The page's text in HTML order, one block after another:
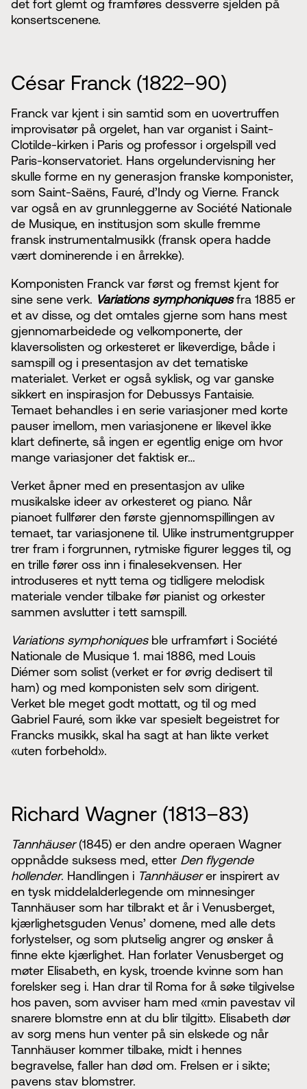
det fort glemt og framføres dessverre sjelden på
konsertscenene.
César Franck (1822–90)
Franck var kjent i sin samtid som en uovertruffen
improvisatør på orgelet, han var organist i Saint-
Clotilde-kirken i Paris og professor i orgelspill ved
Paris-konservatoriet. Hans orgelundervisning her
skulle forme en ny generasjon franske komponister,
som Saint-Saëns, Fauré, d’Indy og Vierne. Franck
var også en av grunnleggerne av Société Nationale
de Musique, en institusjon som skulle fremme
fransk instrumentalmusikk (fransk opera hadde
vært dominerende i en årrekke).
Komponisten Franck var først og fremst kjent for
sine sene verk. Variations symphoniquesfra 1885 er
et av disse, og det omtales gjerne som hans mest
gjennomarbeidede og velkomponerte, der
klaversolisten og orkesteret er likeverdige, både i
samspill og i presentasjon av det tematiske
materialet. Verket er også syklisk, og var ganske
sikkert en inspirasjon for Debussys Fantaisie.
Temaet behandles i en serie variasjoner med korte
pauser imellom, men variasjonene er likevel ikke
klart definerte, så ingen er egentlig enige om hvor
mange variasjoner det faktisk er…
Verket åpner med en presentasjon av ulike
musikalske ideer av orkesteret og piano. Når
pianoet fullfører den første gjennomspillingen av
temaet, tar variasjonene til. Ulike instrumentgrupper
trer fram i forgrunnen, rytmiske figurer legges til, og
en trille fører oss inn i finalesekvensen. Her
introduseres et nytt tema og tidligere melodisk
materiale vender tilbake før pianist og orkester
sammen avslutter i tett samspill.
Variations symphoniques ble urframført i Société
Nationale de Musique 1. mai 1886, med Louis
Diémer som solist (verket er for øvrig dedisert til
ham) og med komponisten selv som dirigent.
Verket ble meget godt mottatt, og til og med
Gabriel Fauré, som ikke var spesielt begeistret for
Francks musikk, skal ha sagt at han likte verket
«uten forbehold».
Richard Wagner (1813–83)
Tannhäuser(1845) er den andre operaen Wagner
oppnådde suksess med, etter Den flygende
hollender. Handlingen i Tannhäuserer inspirert av
en tysk middelalderlegende om minnesinger
Tannhäuser som har tilbrakt et år i Venusberget,
kjærlighetsguden Venus’ domene, med alle dets
forlystelser, og som plutselig angrer og ønsker å
finne ekte kjærlighet. Han forlater Venusberget og
møter Elisabeth, en kysk, troende kvinne som han
forelsker seg i. Han drar til Roma for å søke tilgivelse
hos paven, som avviser ham med «min pavestav vil
snarere blomstre enn at du blir tilgitt». Elisabeth dør
av sorg mens hun venter på sin elskede og når
Tannhäuser kommer tilbake, midt i hennes
begravelse, faller han død om. Frelsen er i sikte;
pavens stav blomstrer.